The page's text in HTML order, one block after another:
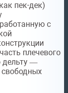
пек-дек)
с
плечевого
дельту —